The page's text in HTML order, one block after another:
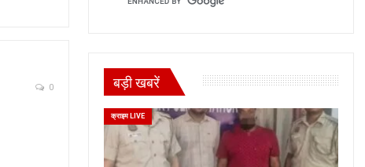
0 बड़ी खबरें
क्राइम LIVE